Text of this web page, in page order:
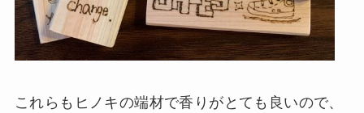
これらもヒノキの端材で香りがとても良いので、